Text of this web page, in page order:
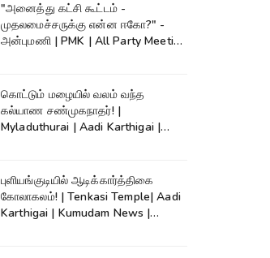
"அனைத்து கட்சி கூட்டம் -
முதலமைச்சருக்கு என்ன ஈகோ?" -
அன்புமணி | PMK | All Party Meeting
கொட்டும் மழையில் வலம் வந்த
கல்யாண சண்முகநாதர்! |
Myladuthurai | Aadi Karthigai |
புளியங்குடியில் ஆடிக்கார்த்திகை
கோலாகலம்! | Tenkasi Temple| Aadi
Karthigai | Kumudam News |